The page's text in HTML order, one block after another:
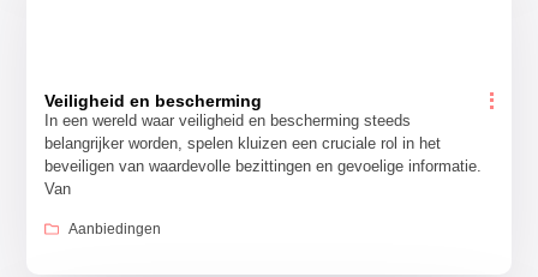
Veiligheid en bescherming
In een wereld waar veiligheid en bescherming steeds
belangrijker worden, spelen kluizen een cruciale rol in het
beveiligen van waardevolle bezittingen en gevoelige informatie.
Van
Aanbiedingen